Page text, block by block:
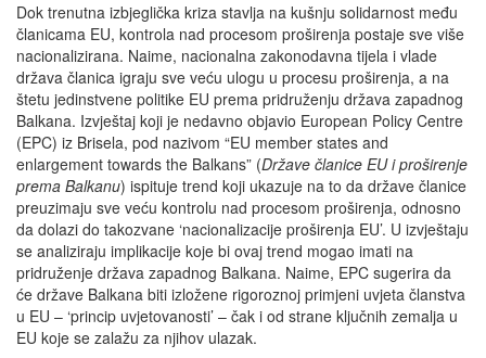
Dok trenutna izbjeglička kriza stavlja na kušnju solidarnost među
članicama EU, kontrola nad procesom proširenja postaje sve više
nacionalizirana. Naime, nacionalna zakonodavna tijela i vlade
država članica igraju sve veću ulogu u procesu proširenja, a na
štetu jedinstvene politike EU prema pridruženju država zapadnog
Balkana. Izvještaj koji je nedavno objavio European Policy Centre
(EPC) iz Brisela, pod nazivom “EU member states and
enlargement towards the Balkans” (Države članice EU i proširenje
prema Balkanu) ispituje trend koji ukazuje na to da države članice
preuzimaju sve veću kontrolu nad procesom proširenja, odnosno
da dolazi do takozvane ‘nacionalizacije proširenja EU’. U izvještaju
se analiziraju implikacije koje bi ovaj trend mogao imati na
pridruženje država zapadnog Balkana. Naime, EPC sugerira da
će države Balkana biti izložene rigoroznoj primjeni uvjeta članstva
u EU – ‘princip uvjetovanosti’ – čak i od strane ključnih zemalja u
EU koje se zalažu za njihov ulazak.